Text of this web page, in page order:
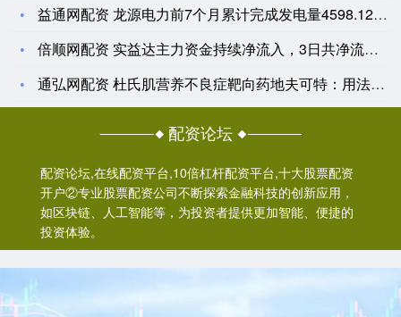
益通网配资 龙源电力前7个月累计完成发电量4598.12万兆
倍顺网配资 实益达主力资金持续净流入，3日共净流入2494.
通弘网配资 杜氏肌营养不良症靶向药地夫可特：用法、剂量调整、
配资论坛
配资论坛,在线配资平台,10倍杠杆配资平台,十大股票配资
开户②专业股票配资公司不断探索金融科技的创新应用，
如区块链、人工智能等，为投资者提供更加智能、便捷的
投资体验。